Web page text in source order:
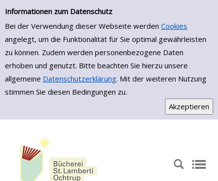
Informationen zum Datenschutz
Bei der Verwendung dieser Webseite werden Cookies
angelegt, um die Funktionalität für Sie optimal gewährleisten
zu können. Zudem werden personenbezogene Daten
erhoben und genutzt. Bitte beachten Sie hierzu unsere
allgemeine Datenschutzerklärung. Mit der weiteren Nutzung
stimmen Sie diesen Bedingungen zu.
Zur Detailanzeige springen